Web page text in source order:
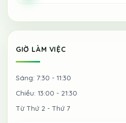
GIỜ LÀM VIỆC
Sáng: 7:30 - 11:30
Chiều: 13:00 - 21:30
Từ Thứ 2 - Thứ 7